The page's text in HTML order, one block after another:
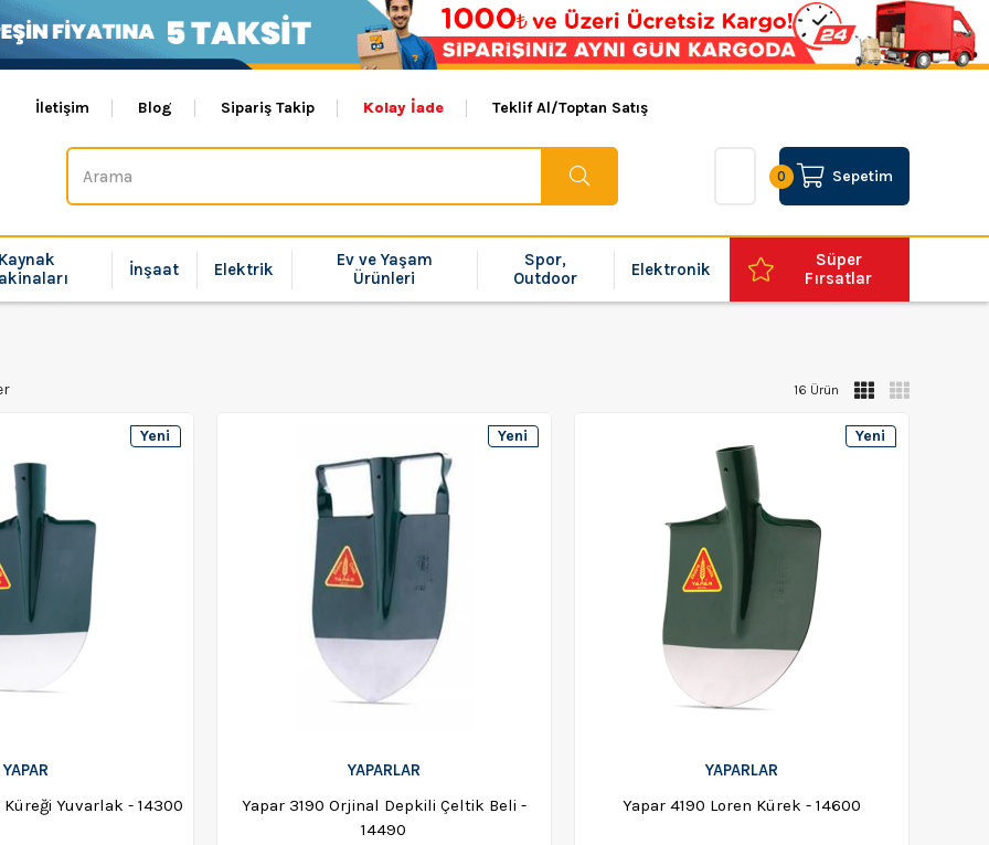
İletişim Blog Sipariş Takip Kolay İade Teklif Al/Toptan Satış
Sepetim
0
İnşaat Elektrik
Ev ve Yaşam
Ürünleri
Spor,
Outdoor
Elektronik
Süper
Fırsatlar
16 Ürün
YAPAR
Yuvarlak - 14300
Yeni
YAPARLAR
Yapar 3190 Orjinal Depkili Çeltik Beli -
14490
Yeni
YAPARLAR
Yapar 4190 Loren Kürek - 14600
Yeni